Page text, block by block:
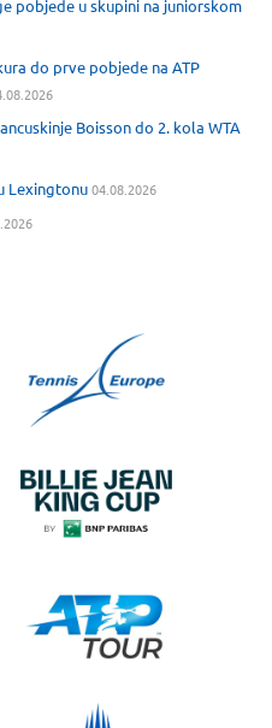
pobjede u skupini na juniorskom
do prve pobjede na ATP
Boisson do 2. kola WTA
Lexingtonu04.08.2026